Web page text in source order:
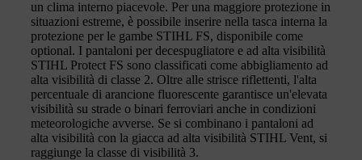
un clima interno piacevole. Per una maggiore protezione in
situazioni estreme, è possibile inserire nella tasca interna la
protezione per le gambe STIHL FS, disponibile come
optional. I pantaloni per decespugliatore e ad alta visibilità
STIHL Protect FS sono classificati come abbigliamento ad
alta visibilità di classe 2. Oltre alle strisce riflettenti, l'alta
percentuale di arancione fluorescente garantisce un'elevata
visibilità su strade o binari ferroviari anche in condizioni
meteorologiche avverse. Se si combinano i pantaloni ad
alta visibilità con la giacca ad alta visibilità STIHL Vent, si
raggiunge la classe di visibilità 3.